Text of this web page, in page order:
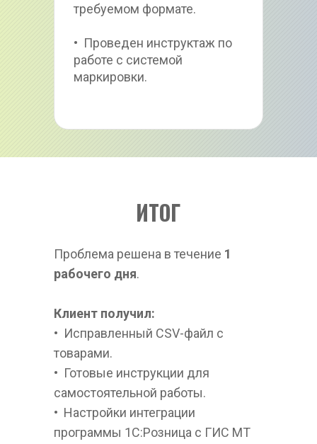
требуемом формате.
•  Проведен инструктаж по
работе с системой
маркировки.
ИТОГ
Проблема решена в течение 1
рабочего дня.
Клиент получил:
•  Исправленный CSV-файл с
товарами.
•  Готовые инструкции для
самостоятельной работы.
•  Настройки интеграции
программы 1С:Розница с ГИС МТ